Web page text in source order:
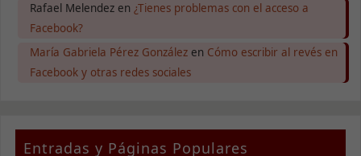
Rafael Melendezen ¿Tienes problemas con el acceso a
Facebook?
María Gabriela Pérez Gonzálezen Cómo escribir al revés en
Facebook y otras redes sociales
Entradas y Páginas Populares
comportamiento
nuestro sitio,
aumentas la